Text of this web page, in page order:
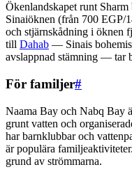
Ökenlandskapet runt
Sinaiöknen (från 700 EGP/
och stjärnskådning i öknen
till Dahab — Sinais
avslappnad stämning — tar
För familjer#
Naama Bay och Nabq Bay
grunt vatten och
har barnklubbar och
är populära
grund av strömmarna.